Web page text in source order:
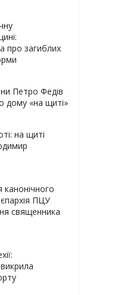
про загиблих
Петро Федів
дому «на щиті»
на щиті
канонічного
ПЦУ
священника